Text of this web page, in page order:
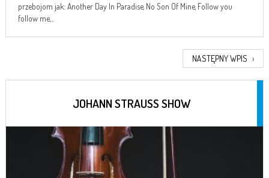
przebojom jak: Another Day In Paradise, No Son Of Mine, Follow you
follow me,...
NASTĘPNY WPIS ›
JOHANN STRAUSS SHOW